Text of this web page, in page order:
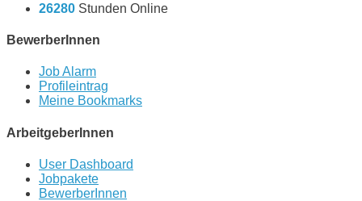
26280 Stunden Online
BewerberInnen
Job Alarm
Profileintrag
Meine Bookmarks
ArbeitgeberInnen
User Dashboard
Jobpakete
BewerberInnen